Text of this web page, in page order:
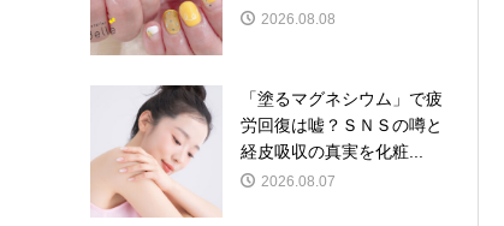
2026.08.08
「塗るマグネシウム」で疲
労回復は嘘？ＳＮＳの噂と
経皮吸収の真実を化粧...
2026.08.07